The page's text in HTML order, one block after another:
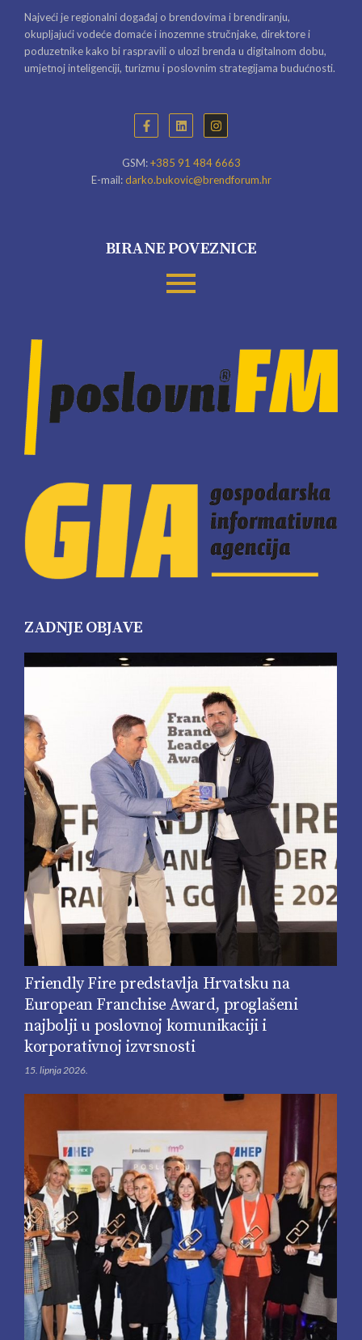
Najveći je regionalni događaj o brendovima i brendiranju,
okupljajući vodeće domaće i inozemne stručnjake, direktore i
poduzetnike kako bi raspravili o ulozi brenda u digitalnom dobu,
umjetnoj inteligenciji, turizmu i poslovnim strategijama budućnosti.
GSM:+385 91 484 6663
E-mail:darko.bukovic@brendforum.hr
BIRANE POVEZNICE
ZADNJE OBJAVE
Friendly Fire predstavlja Hrvatsku na
European Franchise Award, proglašeni
najbolji u poslovnoj komunikaciji i
korporativnoj izvrsnosti
15. lipnja 2026.